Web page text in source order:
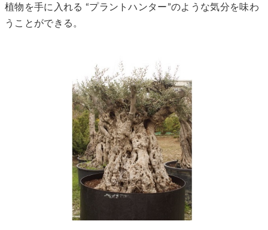
植物を手に入れる “プラントハンター”のような気分を味わ
うことができる。